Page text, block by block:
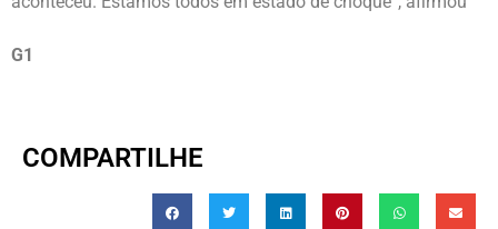
G1
COMPARTILHE